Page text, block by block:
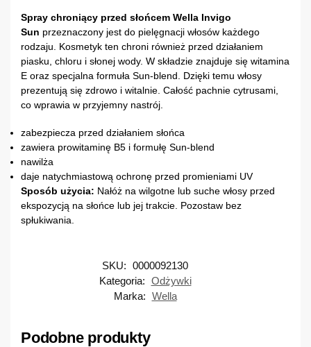
Spray chroniący przed słońcem Wella Invigo
Sun przeznaczony jest do pielęgnacji włosów każdego
rodzaju. Kosmetyk ten chroni również przed działaniem
piasku, chloru i słonej wody. W składzie znajduje się witamina
E oraz specjalna formuła Sun-blend. Dzięki temu włosy
prezentują się zdrowo i witalnie. Całość pachnie cytrusami,
co wprawia w przyjemny nastrój.
zabezpiecza przed działaniem słońca
zawiera prowitaminę B5 i formułę Sun-blend
nawilża
daje natychmiastową ochronę przed promieniami UV
Sposób użycia: Nałóż na wilgotne lub suche włosy przed
ekspozycją na słońce lub jej trakcie. Pozostaw bez
spłukiwania.
SKU: 0000092130
Kategoria: Odżywki
Marka: Wella
Podobne produkty